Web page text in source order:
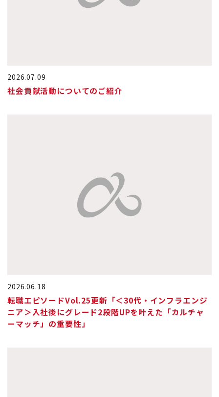
2026.07.09
社会貢献活動についてのご紹介
2026.06.18
転職エピソードVol.25更新「＜30代・インフラエンジ
ニア＞入社後にグレード2段階UPを叶えた「カルチャ
ーマッチ」の重要性」